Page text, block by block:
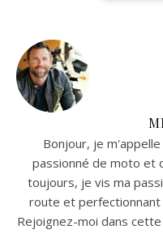
Bonjour, je
passionné de moto et
toujours, je vis ma
route et perfectionnant
Rejoignez-moi dans